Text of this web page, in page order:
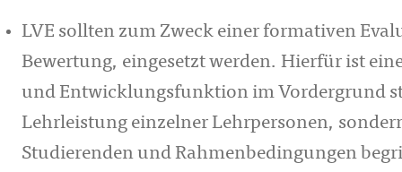
LVE sollten zum Zweck einer formativen
Bewertung, eingesetzt werden. Hierfür ist
und Ent­wick­lungs­funktion im Vordergrund
Lehrleistung einzelner Lehrpersonen,
Studierenden und Rahmen­be­din­gungen